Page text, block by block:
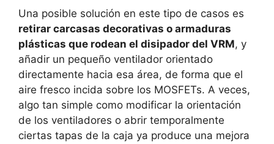
Una posible solución en este tipo de casos es
retirar carcasas decorativas o armaduras
plásticas que rodean el disipador del VRM, y
añadir un pequeño ventilador orientado
directamente hacia esa área, de forma que el
aire fresco incida sobre los MOSFETs. A veces,
algo tan simple como modificar la orientación
de los ventiladores o abrir temporalmente
ciertas tapas de la caja ya produce una mejora